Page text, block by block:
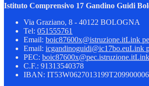
Istituto Comprensivo 17 Gandino Guidi
Via Graziano, 8 - 40122 BOLOGNA
Tel: 051555761
Email: boic87600x@istruzione.itLink
Email: icgandinoguidi@ic17bo.euLink
PEC: boic87600x@pec.istruzione.it
C.F.: 91313540378
IBAN: